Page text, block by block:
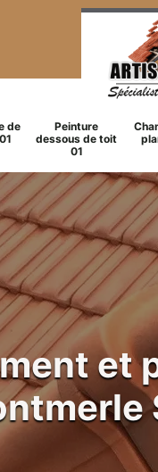
de
Peinture
dessous de toit
01
et